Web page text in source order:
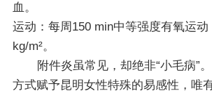
血。
运动：每周150 min中等强度有氧运
kg/m²。
附件炎虽常见，却绝非“小毛病”
方式赋予昆明女性特殊的易感性，唯